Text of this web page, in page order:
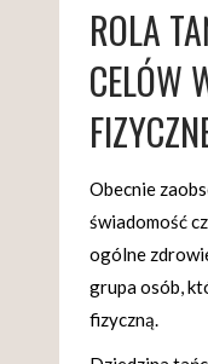
ROLA
CELÓW
Obecnie
świadomość
ogólne
grupa osób,
fizyczną.